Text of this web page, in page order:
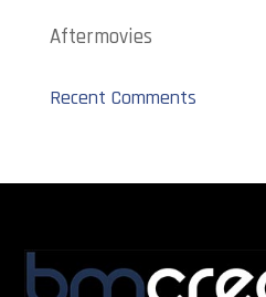
Aftermovies
Recent Comments